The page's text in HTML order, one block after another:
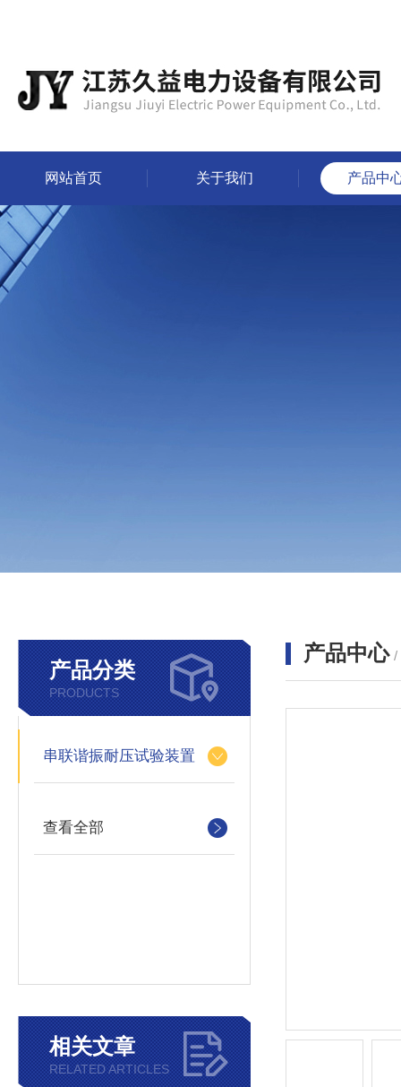
网站首页 关于我们 产品中
产品分类
PRODUCTS
串联谐振耐压试验装置
查看全部
相关文章
RELATED ARTICLES
产品中心 /